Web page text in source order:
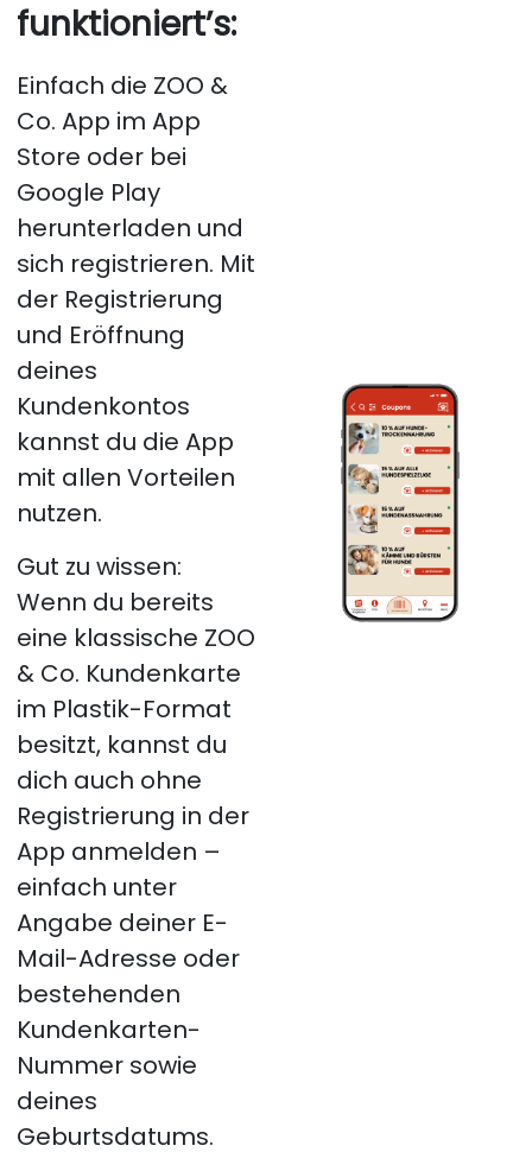
funktioniert’s:
Einfach die ZOO &
Co. App im App
Store oder bei
Google Play
herunterladen und
sich registrieren. Mit
der Registrierung
und Eröffnung
deines
Kundenkontos
kannst du die App
mit allen Vorteilen
nutzen.
Gut zu wissen:
Wenn du bereits
eine klassische ZOO
& Co. Kundenkarte
im Plastik-Format
besitzt, kannst du
dich auch ohne
Registrierung in der
App anmelden –
einfach unter
Angabe deiner E-
Mail-Adresse oder
bestehenden
Kundenkarten-
Nummer sowie
deines
Geburtsdatums.